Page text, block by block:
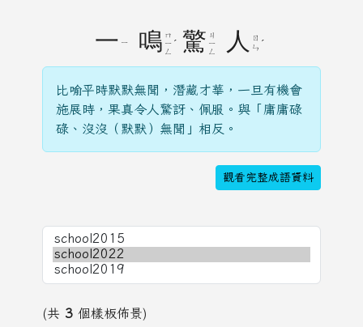
一 ㄧ 鳴 ㄇ
ㄧ
ㄥ
ˊ 驚 ㄐ
ㄧ
ㄥ
人
ㄖ
ㄣ ˊ
比喻平時默默無聞，潛藏才華，一旦有機會
施展時，果真令人驚訝、佩服。與「庸庸碌
碌、沒沒（默默）無聞」相反。
觀看完整成語資料
(共 3 個樣板佈景)